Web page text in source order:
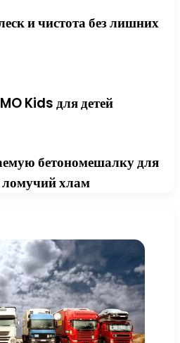
и чистота без лишних
Kids для детей
бетономешалку для
ломучий хлам